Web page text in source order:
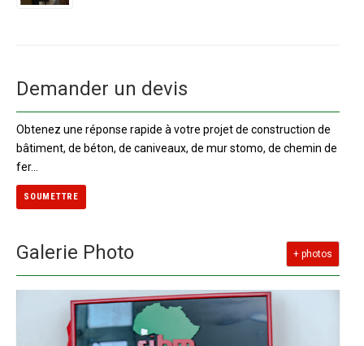
Demander un devis
Obtenez une réponse rapide à votre projet de construction de
bâtiment, de béton, de caniveaux, de mur stomo, de chemin de
fer...
SOUMETTRE
+ photos
Galerie Photo